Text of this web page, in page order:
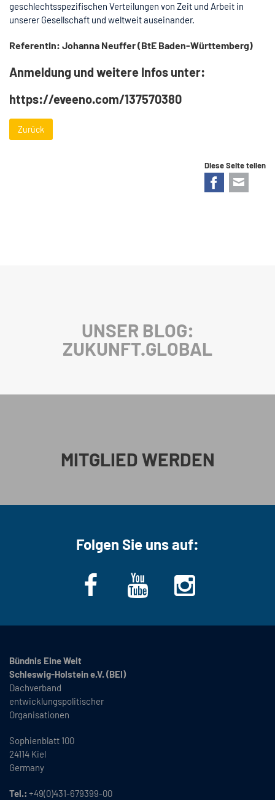
geschlechtsspezifischen Verteilungen von Zeit und Arbeit in
unserer Gesellschaft und weltweit auseinander.
Referentin: Johanna Neuffer (BtE Baden-Württemberg)
Anmeldung und weitere Infos unter:
https://eveeno.com/137570380
Zurück
Diese Seite teilen
Facebook
UNSER BLOG:
ZUKUNFT.GLOBAL
MITGLIED WERDEN
Folgen Sie uns auf:
Bündnis Eine Welt
Schleswig-Holstein e.V. (BEI)
Dachverband
entwicklungspolitischer
Organisationen
Sophienblatt 100
24114 Kiel
Germany
Tel.: +49(0)431-679399-00